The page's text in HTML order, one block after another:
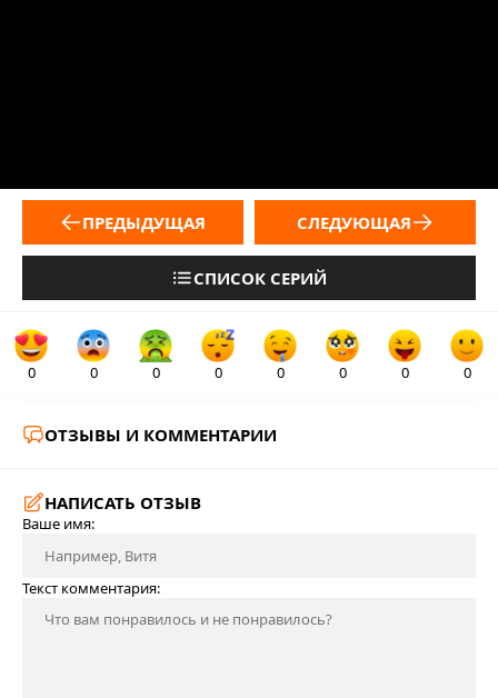
ПРЕДЫДУЩАЯ
СПИСОК СЕРИЙ
СЛЕДУЮЩАЯ
0 0 0 0 0 0 0 0
ОТЗЫВЫ И КОММЕНТАРИИ
НАПИСАТЬ ОТЗЫВ
Ваше имя:
Текст комментария: